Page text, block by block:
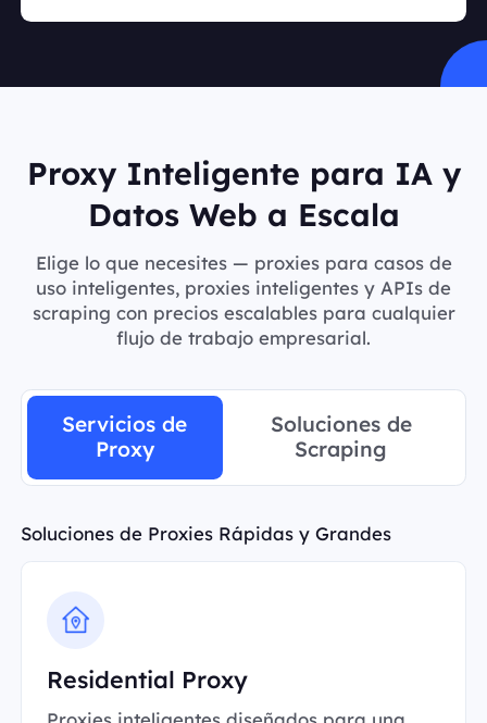
Proxy Inteligente para IA y
Datos Web a Escala
Elige lo que necesites — proxies para casos de
uso inteligentes, proxies inteligentes y APIs de
scraping con precios escalables para cualquier
flujo de trabajo empresarial.
Servicios de
Proxy
Soluciones de
Scraping
Soluciones de Proxies Rápidas y Grandes
Residential Proxy